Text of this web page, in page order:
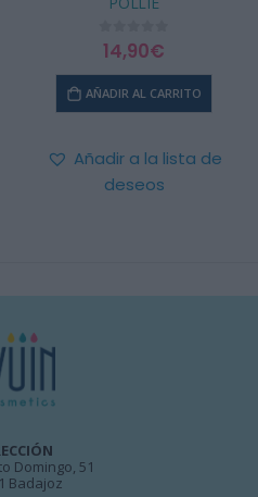
0out of 5
14,90€
AÑADIR AL CARRITO
Añadir a la lista de
deseos
Domingo, 51
Badajoz